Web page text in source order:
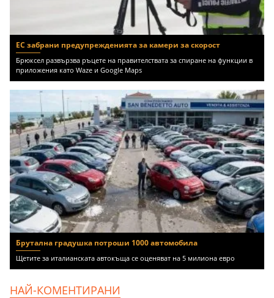
ЕС забрани предупрежденията за камери за скорост
Брюксел развързва ръцете на правителствата за спиране на функции в
приложения като Waze и Google Maps
Брутална градушка потроши 1000 автомобила
Щетите за италианската автокъща се оценяват на 5 милиона евро
НАЙ-КОМЕНТИРАНИ